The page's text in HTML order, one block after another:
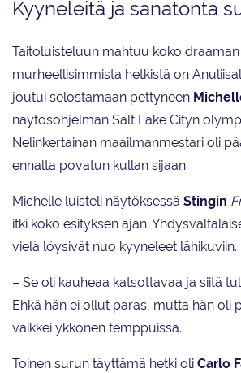
Kyyneleitä ja sanatonta
Taitoluisteluun mahtuu koko draaman
murheellisimmista hetkistä on
joutui selostamaan pettyneen
näytösohjelman Salt Lake Cityn
Nelinkertainan maailmanmestari oli
ennalta povatun kullan sijaan.
Michelle luisteli näytöksessä Stingin
itki koko esityksen ajan.
vielä löysivät nuo kyyneleet lähikuviin.
– Se oli kauheaa katsottavaa ja siitä
Ehkä hän ei ollut paras, mutta hän oli
vaikkei ykkönen temppuissa.
Toinen surun täyttämä hetki oli Carlo